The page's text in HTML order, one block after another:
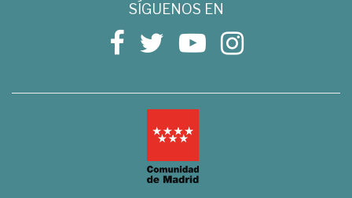
SÍGUENOS EN